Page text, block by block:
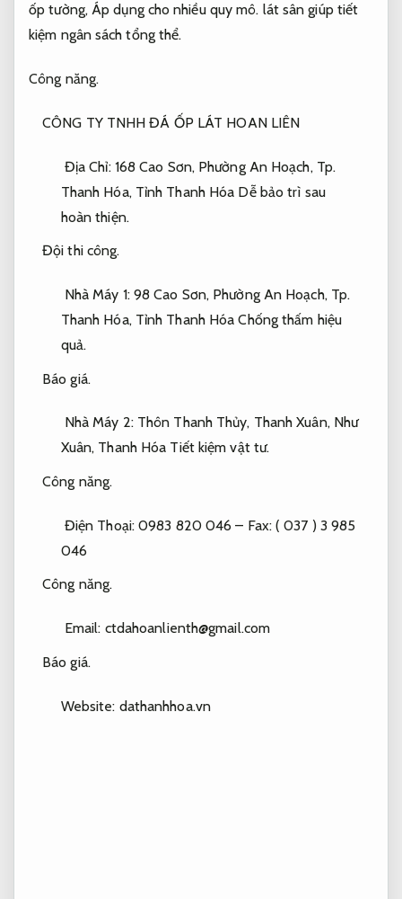
ốp tường, Áp dụng cho nhiều quy mô. lát sân giúp tiết
kiệm ngân sách tổng thể.
Công năng.
CÔNG TY TNHH ĐÁ ỐP LÁT HOAN LIÊN
Địa Chỉ: 168 Cao Sơn, Phường An Hoạch, Tp.
Thanh Hóa, Tỉnh Thanh Hóa Dễ bảo trì sau
hoàn thiện.
Đội thi công.
Nhà Máy 1: 98 Cao Sơn, Phường An Hoạch, Tp.
Thanh Hóa, Tỉnh Thanh HóaChống thấm hiệu
quả.
Báo giá.
Nhà Máy 2: Thôn Thanh Thủy, Thanh Xuân, Như
Xuân, Thanh Hóa Tiết kiệm vật tư.
Công năng.
Điện Thoại: 0983 820 046 – Fax: ( 037 ) 3 985
046
Công năng.
Email: ctdahoanlienth@gmail.com
Báo giá.
Website: dathanhhoa.vn